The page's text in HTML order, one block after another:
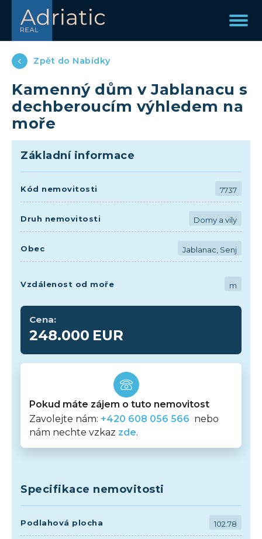
Zpět do Nabídky
Kamenný dům v Jablanacu s
dechberoucím výhledem na
moře
Základní informace
Kód nemovitosti 7737
Druh nemovitosti Domy a vily
Obec Jablanac, Senj
Vzdálenost od moře m
Cena:
248.000 EUR
Pokud máte zájem o tuto nemovitost
Zavolejte nám: +420 608 056 566 nebo
nám nechte vzkaz zde.
Specifikace nemovitosti
Podlahová plocha 102.78